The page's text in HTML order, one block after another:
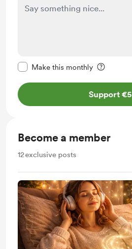
Make this monthly
Support €5
Become a member
12exclusive posts